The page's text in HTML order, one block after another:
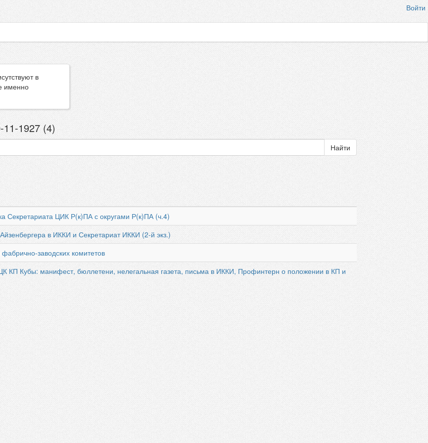
Войти
в
именно
11-1927 (4)
Секретариата ЦИК Р(к)ПА с округами Р(к)ПА (ч.4)
в ИККИ и Секретариат ИККИ (2-й экз.)
заводских комитетов
КП Кубы: манифест, бюллетени, нелегальная газета, письма в ИККИ, Профинтерн о положении в КП и